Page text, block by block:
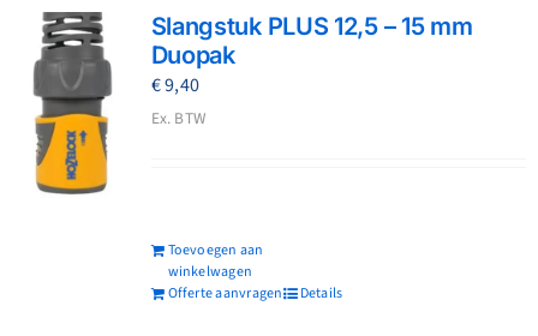
Slangstuk PLUS 12,5 – 15 mm
Duopak
€9,40
Ex. BTW
Toevoegen aan
winkelwagen
Offerte aanvragen
Details